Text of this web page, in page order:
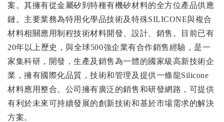
案。其擁有從金屬矽到特種有機矽材料的全方位產品供應
鏈。主要業務為特用化學品技術及特殊SILICONE與複合
材料相關應用制程技術材料開發、設計、銷售。目前已有
20年以上歷史，與全球500強企業有合作銷售經驗，是一
家集科研，開發，生產及銷售為一體的國家級高新技術企
業，擁有國際化品質，技術和管理及提供一條龍Silicone
材料應用整合。公司擁有廣泛的銷售和研發網路，可提供
有利於未來可持續發展的創新技術和基於市場需求的解決
方案。